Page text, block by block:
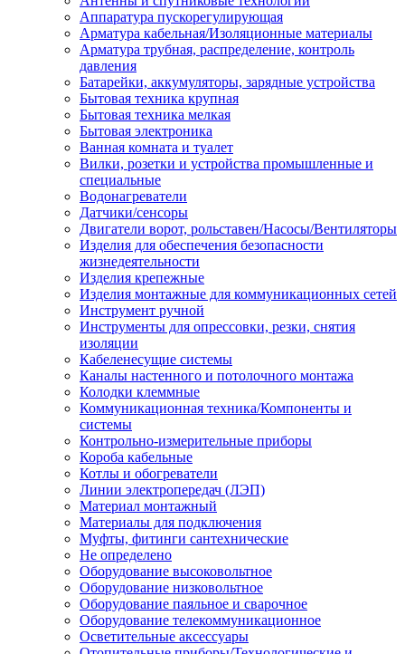
Аппаратура пускорегулирующая
Арматура кабельная/Изоляционные материалы
Арматура трубная, распределение, контроль
давления
Батарейки, аккумуляторы, зарядные устройства
Бытовая техника крупная
Бытовая техника мелкая
Бытовая электроника
Ванная комната и туалет
Вилки, розетки и устройства промышленные и
специальные
Водонагреватели
Датчики/сенсоры
Двигатели ворот, рольставен/Насосы/Вентиляторы
Изделия для обеспечения безопасности
жизнедеятельности
Изделия крепежные
Изделия монтажные для коммуникационных сетей
Инструмент ручной
Инструменты для опрессовки, резки, снятия
изоляции
Кабеленесущие системы
Каналы настенного и потолочного монтажа
Колодки клеммные
Коммуникационная техника/Компоненты и
системы
Контрольно-измерительные приборы
Короба кабельные
Котлы и обогреватели
Линии электропередач (ЛЭП)
Материал монтажный
Материалы для подключения
Муфты, фитинги сантехнические
Не определено
Оборудование высоковольтное
Оборудование низковольтное
Оборудование паяльное и сварочное
Оборудование телекоммуникационное
Осветительные аксессуары